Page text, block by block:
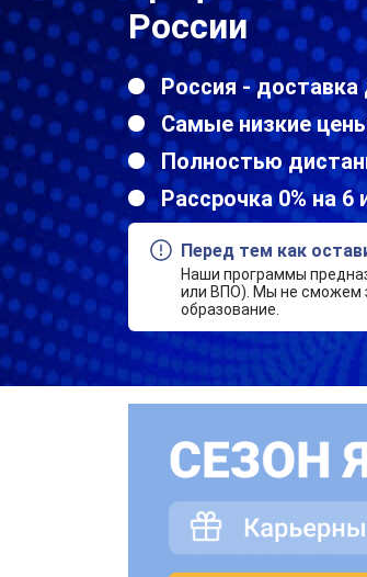
России
Россия -
Самые низкие
Полностью
Рассрочка 0% на 6
Перед тем как
Наши программы
или ВПО). Мы не сможем
образование.